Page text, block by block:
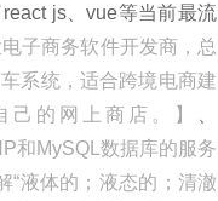
js、vue等当前最流
子商务软件开发商，总
系统，适合跨境电商建
的网上商店。】
和MySQL数据库的服务
“液体的；液态的；清澈